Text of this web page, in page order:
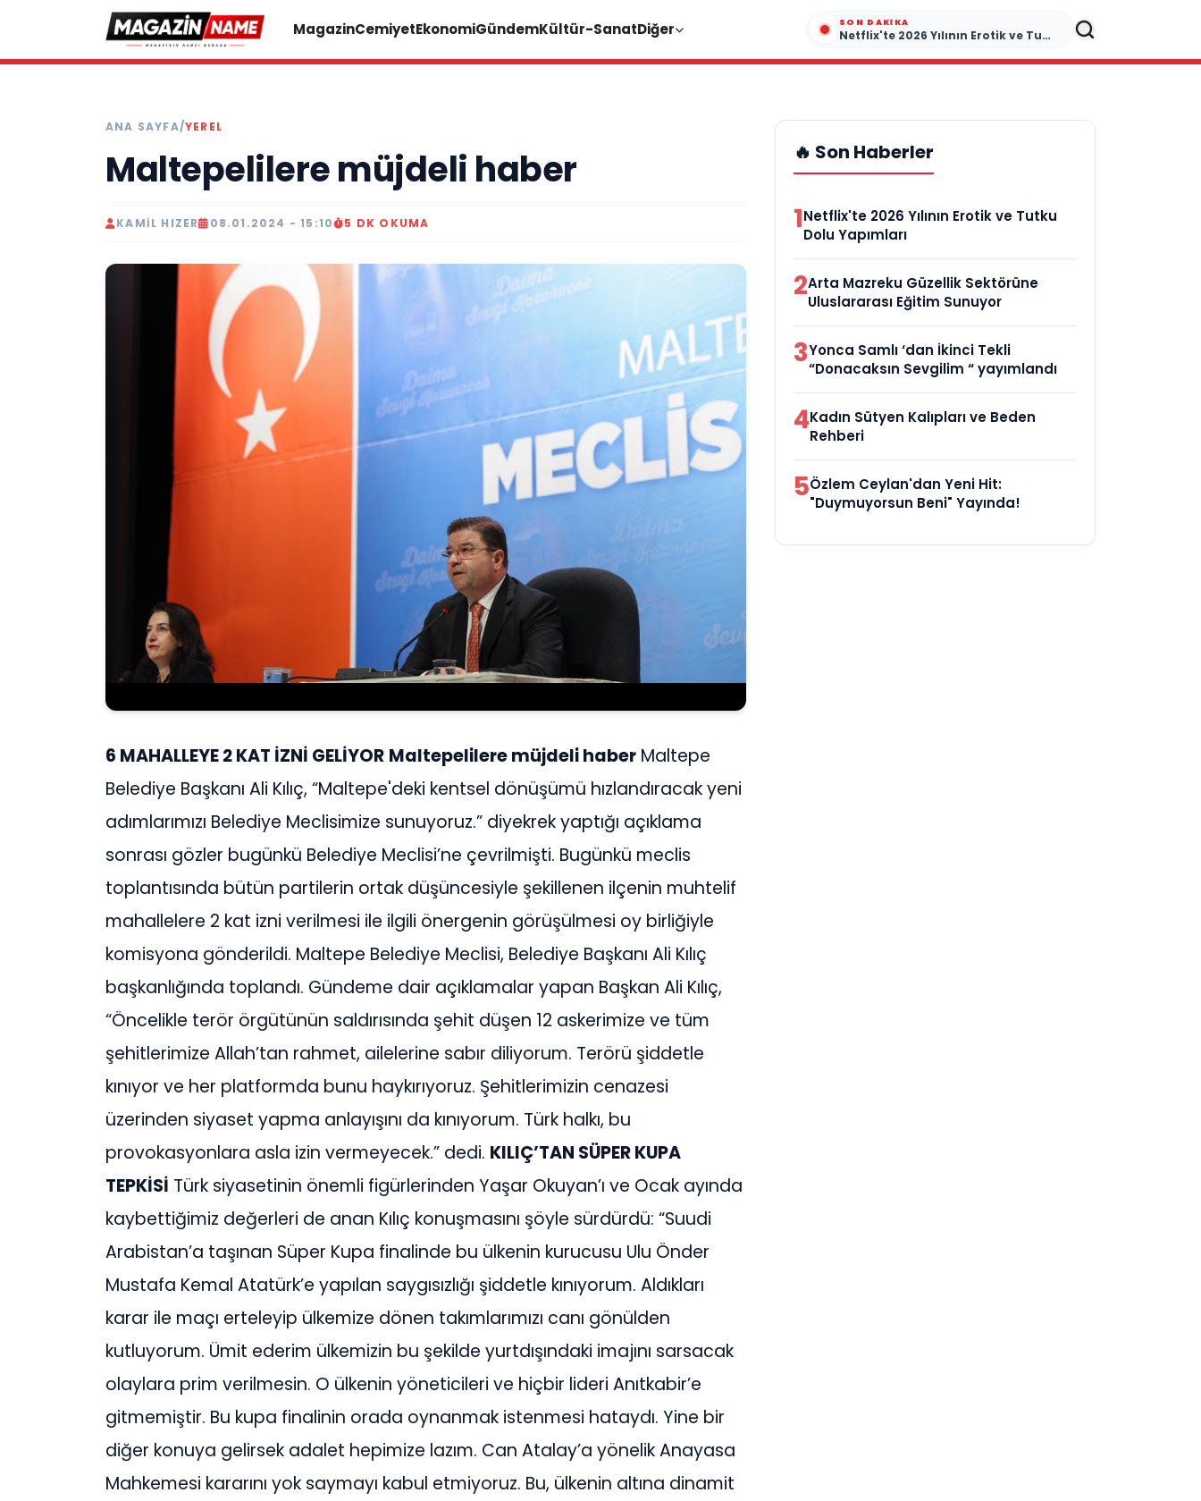
MagazinCemiyetEkonomiGündemKültür-SanatDiğer SON DAKIKA
Netflix'te 2026 Yılının Erotik ve Tutku Dolu Yapımları
ANA SAYFA/YEREL
Maltepelilere müjdeli haber
KAMIL HIZER 08.01.2024 - 15:10 5 DK OKUMA
6 MAHALLEYE 2 KAT İZNİ GELİYOR Maltepelilere müjdeli haber Maltepe
Belediye Başkanı Ali Kılıç, “Maltepe'deki kentsel dönüşümü hızlandıracak yeni
adımlarımızı Belediye Meclisimize sunuyoruz.” diyekrek yaptığı açıklama
sonrası gözler bugünkü Belediye Meclisi’ne çevrilmişti. Bugünkü meclis
toplantısında bütün partilerin ortak düşüncesiyle şekillenen ilçenin muhtelif
mahallelere 2 kat izni verilmesi ile ilgili önergenin görüşülmesi oy birliğiyle
komisyona gönderildi. Maltepe Belediye Meclisi, Belediye Başkanı Ali Kılıç
başkanlığında toplandı. Gündeme dair açıklamalar yapan Başkan Ali Kılıç,
“Öncelikle terör örgütünün saldırısında şehit düşen 12 askerimize ve tüm
şehitlerimize Allah’tan rahmet, ailelerine sabır diliyorum. Terörü şiddetle
kınıyor ve her platformda bunu haykırıyoruz. Şehitlerimizin cenazesi
üzerinden siyaset yapma anlayışını da kınıyorum. Türk halkı, bu
provokasyonlara asla izin vermeyecek.” dedi. KILIÇ’TAN SÜPER KUPA
TEPKİSİ Türk siyasetinin önemli figürlerinden Yaşar Okuyan’ı ve Ocak ayında
kaybettiğimiz değerleri de anan Kılıç konuşmasını şöyle sürdürdü: “Suudi
Arabistan’a taşınan Süper Kupa finalinde bu ülkenin kurucusu Ulu Önder
Mustafa Kemal Atatürk’e yapılan saygısızlığı şiddetle kınıyorum. Aldıkları
karar ile maçı erteleyip ülkemize dönen takımlarımızı canı gönülden
kutluyorum. Ümit ederim ülkemizin bu şekilde yurtdışındaki imajını sarsacak
olaylara prim verilmesin. O ülkenin yöneticileri ve hiçbir lideri Anıtkabir’e
gitmemiştir. Bu kupa finalinin orada oynanmak istenmesi hataydı. Yine bir
diğer konuya gelirsek adalet hepimize lazım. Can Atalay’a yönelik Anayasa
Mahkemesi kararını yok saymayı kabul etmiyoruz. Bu, ülkenin altına dinamit
🔥 Son Haberler
1Netflix'te 2026 Yılının Erotik ve Tutku
Dolu Yapımları
2Arta Mazreku Güzellik Sektörüne
Uluslararası Eğitim Sunuyor
3Yonca Samlı ‘dan İkinci Tekli
“Donacaksın Sevgilim “ yayımlandı
4Kadın Sütyen Kalıpları ve Beden
Rehberi
5Özlem Ceylan'dan Yeni Hit:
"Duymuyorsun Beni" Yayında!